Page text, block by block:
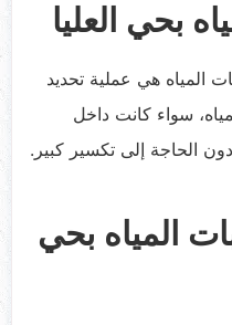
بحي العليا
المياه هي عملية تحديد
سواء كانت داخل
الحاجة إلى تكسير كبير.
المياه بحي